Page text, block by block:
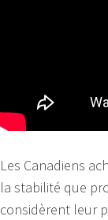
Les Canadiens
la stabilité que
considèrent leur